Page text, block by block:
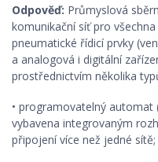
Odpověď: Průmyslová
komunikační síť pro
pneumatické řídicí prvky
a analogová i digitální
prostřednictvím několika
• programovatelný automat
vybavena integrovaným
připojení více než jedné sítě;